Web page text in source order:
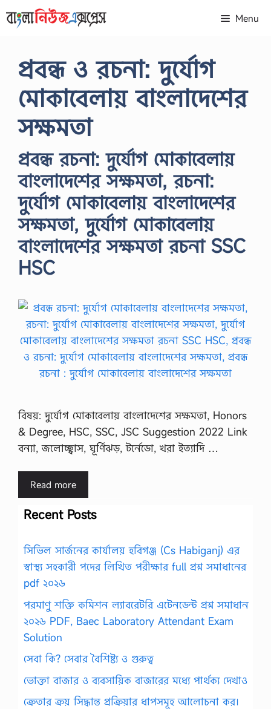
to
Menu
প্রবন্ধ ও রচনা: দুর্যোগ
মোকাবেলায় বাংলাদেশের
সক্ষমতা
প্রবন্ধ রচনা: দুর্যোগ মোকাবেলায়
বাংলাদেশের সক্ষমতা, রচনা:
দুর্যোগ মোকাবেলায় বাংলাদেশের
সক্ষমতা, দুর্যোগ মোকাবেলায়
বাংলাদেশের সক্ষমতা রচনা SSC
HSC
বিষয়: দুর্যোগ মোকাবেলায় বাংলাদেশের সক্ষমতা, Honors
& Degree, HSC, SSC, JSC Suggestion 2022 Link
বন্যা, জলোচ্ছ্বাস, ঘূর্ণিঝড়, টর্নেডো, খরা ইত্যাদি …
Read more
Recent Posts
সিভিল সার্জনের কার্যালয় হবিগঞ্জ (Cs Habiganj) এর
স্বাস্থ্য সহকারী পদের লিখিত পরীক্ষার full প্রশ্ন সমাধানের
pdf ২০২৬
পরমাণু শক্তি কমিশন ল্যাবরেটরি এটেনডেন্ট প্রশ্ন সমাধান
২০২৬ PDF, Baec Laboratory Attendant Exam
Solution
সেবা কি? সেবার বৈশিষ্ট্য ও গুরুত্ব
ভোক্তা বাজার ও ব্যবসায়িক বাজারের মধ্যে পার্থক্য দেখাও
ক্রেতার ক্রয় সিদ্ধান্ত প্রক্রিয়ার ধাপসমূহ আলোচনা কর।